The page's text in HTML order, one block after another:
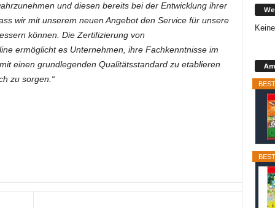
und diesen bereits bei der Entwicklung ihrer
wir mit unserem neuen Angebot den Service für unsere
können. Die Zertifizierung von
ermöglicht es Unternehmen, ihre Fachkenntnisse im
einen grundlegenden Qualitätsstandard zu etablieren
zu sorgen.“